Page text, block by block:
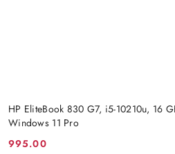
HP EliteBook 830 G7, i5-10210u, 16
Windows 11 Pro
995.00